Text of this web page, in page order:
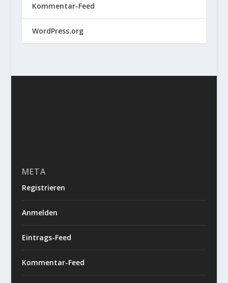
Kommentar-Feed
WordPress.org
META
Registrieren
Anmelden
Eintrags-Feed
Kommentar-Feed